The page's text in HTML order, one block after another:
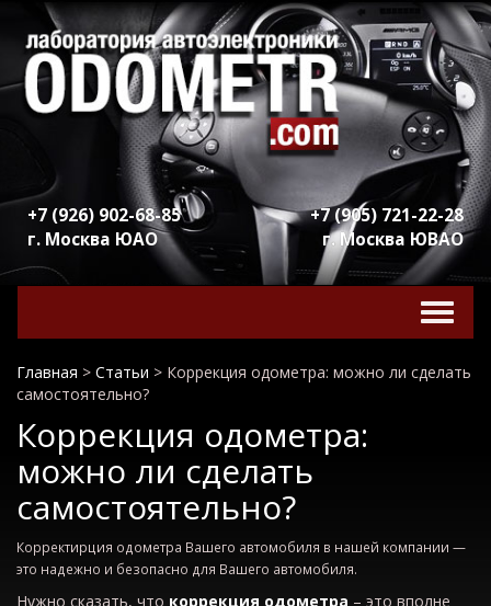
+7 (926) 902-68-85
г. Москва ЮАО
+7 (905) 721-22-28
г. Москва ЮВАО
Главная > Статьи > Коррекция одометра: можно ли сделать
самостоятельно?
Коррекция одометра:
можно ли сделать
самостоятельно?
Корректирция одометра Вашего автомобиля в нашей компании —
это надежно и безопасно для Вашего автомобиля.
Нужно сказать, что коррекция одометра – это вполне